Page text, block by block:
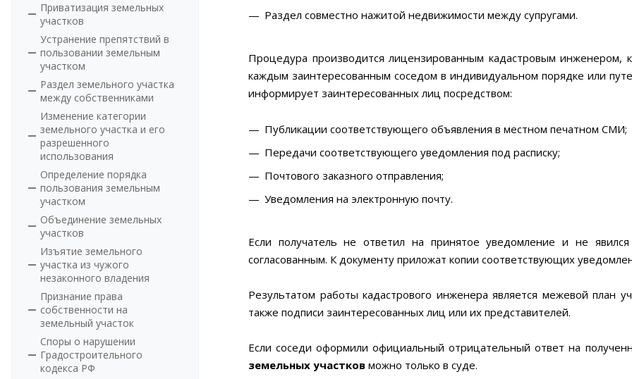
Приватизация земельных
участков
Устранение препятствий в
пользовании земельным
участком
Раздел земельного участка
между собственниками
Изменение категории
земельного участка и его
разрешенного
использования
Определение порядка
пользования земельным
участком
Объединение земельных
участков
Изъятие земельного
участка из чужого
незаконного владения
Признание права
собственности на
земельный участок
Споры о нарушении
Градостроительного
кодекса РФ
Раздел совместно нажитой недвижимости между супругами.
Процедура производится лицензированным кадастровым инженером,
каждым заинтересованным соседом в индивидуальном порядке или
информирует заинтересованных лиц посредством:
Публикации соответствующего объявления в местном печатном СМИ;
Передачи соответствующего уведомления под расписку;
Почтового заказного отправления;
Уведомления на электронную почту.
Если получатель не ответил на принятое уведомление и не
согласованным. К документу приложат копии соответствующих
Результатом работы кадастрового инженера является межевой план
также подписи заинтересованных лиц или их представителей.
Если соседи оформили официальный отрицательный ответ на
земельных участков можно только в суде.